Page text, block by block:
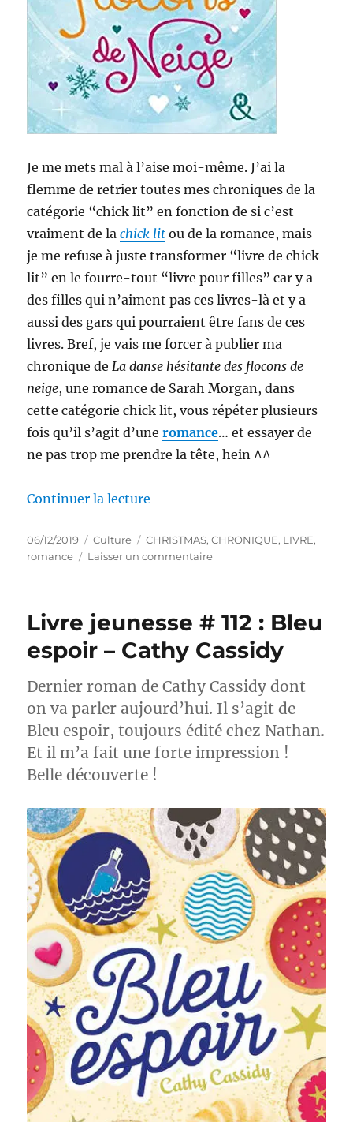
Je me mets mal à l’aise moi-même. J’ai la
flemme de retrier toutes mes chroniques de la
catégorie “chick lit” en fonction de si c’est
vraiment de lachick lit ou de la romance, mais
je me refuse à juste transformer “livre de chick
lit” en le fourre-tout “livre pour filles” car y a
des filles qui n’aiment pas ces livres-là et y a
aussi des gars qui pourraient être fans de ces
livres. Bref, je vais me forcer à publier ma
chronique deLa danse hésitante des flocons de
neige, une romance de Sarah Morgan, dans
cette catégorie chick lit, vous répéter plusieurs
fois qu’il s’agit d’uneromance… et essayer de
ne pas trop me prendre la tête, hein ^^
Continuer la lecture
Publié
le
06/12/2019 Catégories
Culture Étiquettes
CHRISTMAS,CHRONIQUE, LIVRE,
romance
Laisser un commentairesur
lit
111
La
danse
hésitante
des
flocons
Sarah
Morgan
Livre jeunesse # 112 : Bleu
espoir – Cathy Cassidy
Dernier roman de Cathy Cassidy dont
on va parler aujourd’hui. Il s’agit de
Bleu espoir, toujours édité chez Nathan.
Et il m’a fait une forte impression !
Belle découverte !